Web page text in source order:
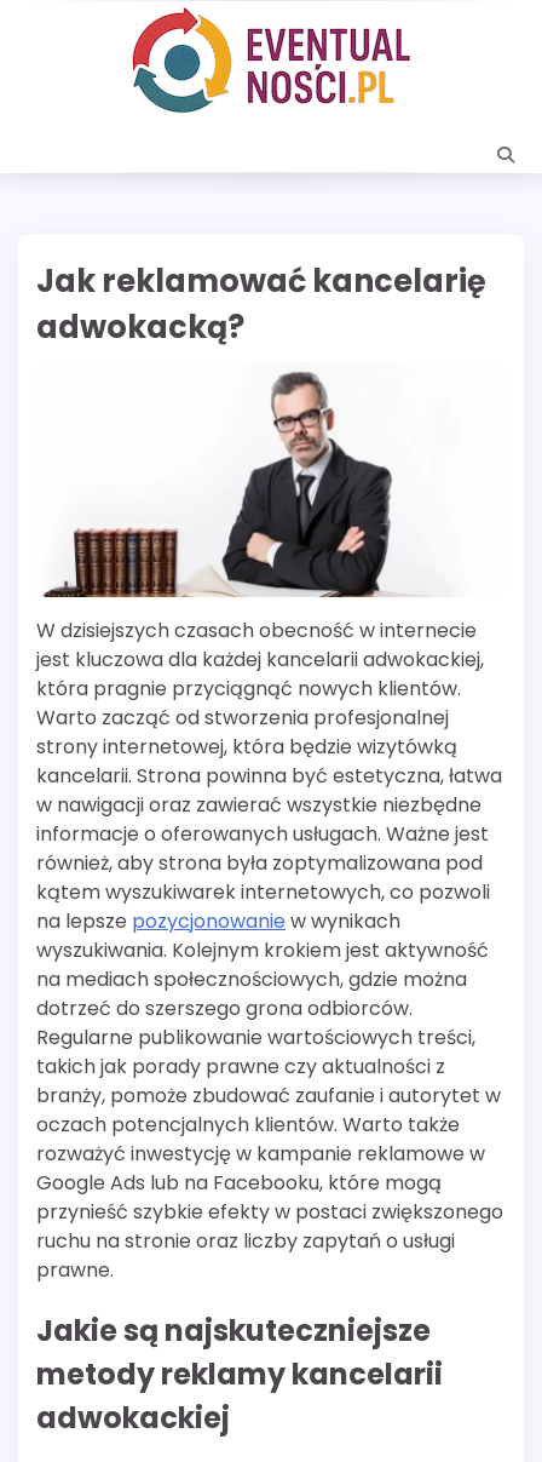
Jak reklamować kancelarię
adwokacką?
W dzisiejszych czasach obecność w internecie
jest kluczowa dla każdej kancelarii adwokackiej,
która pragnie przyciągnąć nowych klientów.
Warto zacząć od stworzenia profesjonalnej
strony internetowej, która będzie wizytówką
kancelarii. Strona powinna być estetyczna, łatwa
w nawigacji oraz zawierać wszystkie niezbędne
informacje o oferowanych usługach. Ważne jest
również, aby strona była zoptymalizowana pod
kątem wyszukiwarek internetowych, co pozwoli
na lepsze pozycjonowanie w wynikach
wyszukiwania. Kolejnym krokiem jest aktywność
na mediach społecznościowych, gdzie można
dotrzeć do szerszego grona odbiorców.
Regularne publikowanie wartościowych treści,
takich jak porady prawne czy aktualności z
branży, pomoże zbudować zaufanie i autorytet w
oczach potencjalnych klientów. Warto także
rozważyć inwestycję w kampanie reklamowe w
Google Ads lub na Facebooku, które mogą
przynieść szybkie efekty w postaci zwiększonego
ruchu na stronie oraz liczby zapytań o usługi
prawne.
Jakie są najskuteczniejsze
metody reklamy kancelarii
adwokackiej